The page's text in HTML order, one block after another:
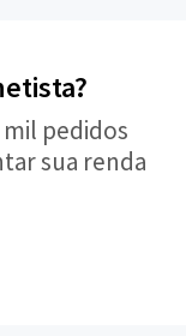
mil pedidos
sua renda